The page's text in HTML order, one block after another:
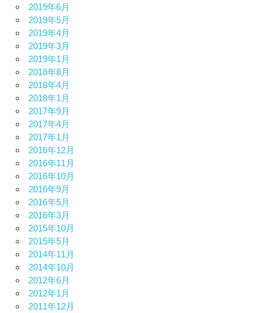
2019年6月
2019年5月
2019年4月
2019年3月
2019年1月
2018年8月
2018年4月
2018年1月
2017年9月
2017年4月
2017年1月
2016年12月
2016年11月
2016年10月
2016年9月
2016年5月
2016年3月
2015年10月
2015年5月
2014年11月
2014年10月
2012年6月
2012年1月
2011年12月